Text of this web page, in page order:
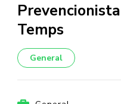
Temps
General